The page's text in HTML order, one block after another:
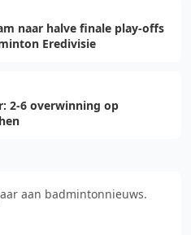
naar halve finale play-offs
Eredivisie
2-6 overwinning op
aan badmintonnieuws.